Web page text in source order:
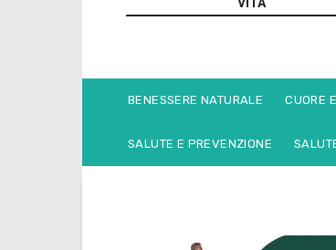
VITA
BENESSERE NATURALE CUORE
SALUTE E PREVENZIONE